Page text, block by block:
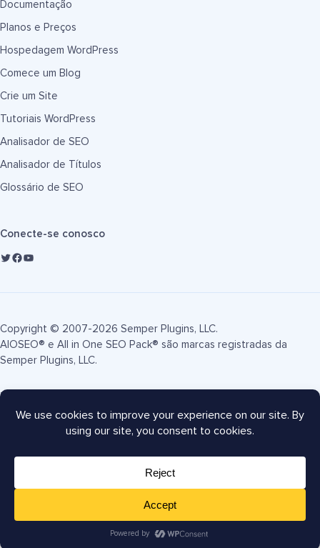
Documentação
Planos e Preços
Hospedagem WordPress
Comece um Blog
Crie um Site
Tutoriais WordPress
Analisador de SEO
Analisador de Títulos
Glossário de SEO
Conecte-se conosco
Copyright © 2007-2026 Semper Plugins, LLC.
AIOSEO® e All in One SEO Pack® são marcas registradas da
Semper Plugins, LLC.
Termos de Serviço
Mapa do site
Cupom AIOSEO